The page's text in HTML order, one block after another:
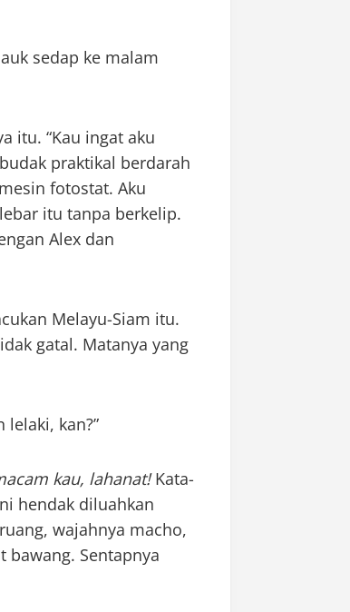
sedap ke malam
itu. “Kau ingat aku
praktikal berdarah
fotostat. Aku
itu tanpa berkelip.
Alex dan
Melayu-Siam itu.
gatal. Matanya yang
lelaki, kan?”
kau, lahanat!Kata-
hendak diluahkan
wajahnya macho,
Sentapnya